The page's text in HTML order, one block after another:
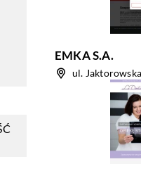
EMKA S.A.
ul.